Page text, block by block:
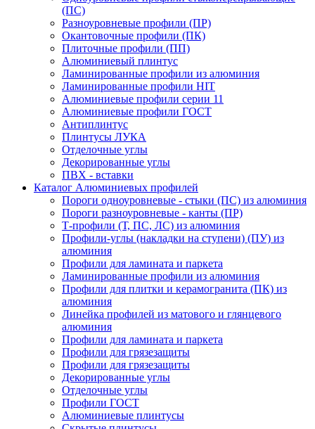
(ПС)
Разноуровневые профили (ПР)
Окантовочные профили (ПК)
Плиточные профили (ПП)
Алюминиевый плинтус
Ламинированные профили из алюминия
Ламинированные профили HIT
Алюминиевые профили серии 11
Алюминиевые профили ГОСТ
Антиплинтус
Плинтусы ЛУКА
Отделочные углы
Декорированные углы
ПВХ - вставки
Каталог Алюминиевых профилей
Пороги одноуровневые - стыки (ПС) из алюминия
Пороги разноуровневые - канты (ПР)
Т-профили (Т, ПС, ЛС) из алюминия
Профили-углы (накладки на ступени) (ПУ) из
алюминия
Профили для ламината и паркета
Ламинированные профили из алюминия
Профили для плитки и керамогранита (ПК) из
алюминия
Линейка профилей из матового и глянцевого
алюминия
Профили для ламината и паркета
Профили для грязезащиты
Профили для грязезащиты
Декорированные углы
Отделочные углы
Профили ГОСТ
Алюминиевые плинтусы